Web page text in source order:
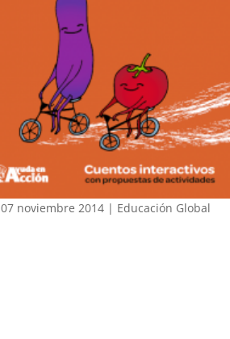
07 noviembre 2014| Educación Global